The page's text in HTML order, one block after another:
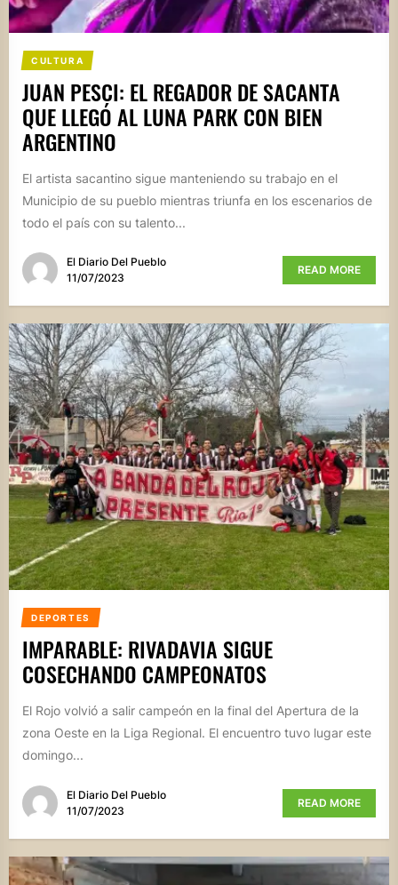
CULTURA
JUAN PESCI: EL REGADOR DE SACANTA
QUE LLEGÓ AL LUNA PARK CON BIEN
ARGENTINO
El artista sacantino sigue manteniendo su trabajo en el
Municipio de su pueblo mientras triunfa en los escenarios de
todo el país con su talento...
El Diario Del Pueblo
11/07/2023
READ MORE
DEPORTES
IMPARABLE: RIVADAVIA SIGUE
COSECHANDO CAMPEONATOS
El Rojo volvió a salir campeón en la final del Apertura de la
zona Oeste en la Liga Regional. El encuentro tuvo lugar este
domingo...
El Diario Del Pueblo
11/07/2023
READ MORE